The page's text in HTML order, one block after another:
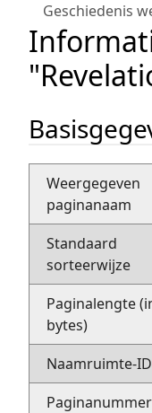
Geschiedenis
Weergegeven
paginanaam
Standaard
sorteerwijze
Paginalengte
bytes)
Naamruimte-ID
Paginanummer